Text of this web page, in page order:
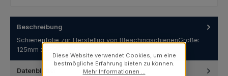
Beschreibung
Schienenfolie zur Herstellug von BleachingschienenGröße:
125mm x 125mm, 1mm
Datenblätter
Diese Website verwendet Cookies, um eine
bestmögliche Erfahrung bieten zu können.
Mehr Informationen ...